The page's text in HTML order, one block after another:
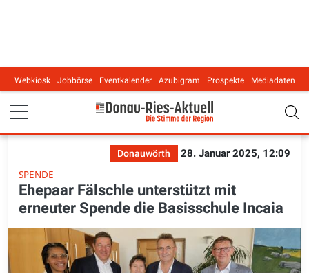
Main navigation
Webkiosk Jobbörse Eventkalender Azubigram Prospekte Mediadaten
Donauwörth
28. Januar 2025, 12:09
SPENDE
Ehepaar Fälschle unterstützt mit
erneuter Spende die Basisschule Incaia